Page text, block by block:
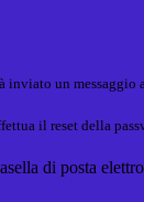
inviato un
il reset della
di posta